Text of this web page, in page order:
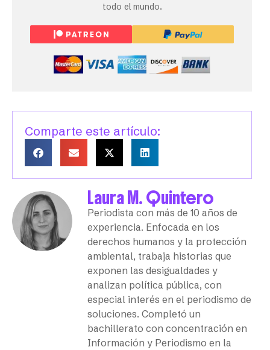
todo el mundo.
Comparte este artículo:
Laura M. Quintero
Periodista con más de 10 años de
experiencia. Enfocada en los
derechos humanos y la protección
ambiental, trabaja historias que
exponen las desigualdades y
analizan política pública, con
especial interés en el periodismo de
soluciones. Completó un
bachillerato con concentración en
Información y Periodismo en la